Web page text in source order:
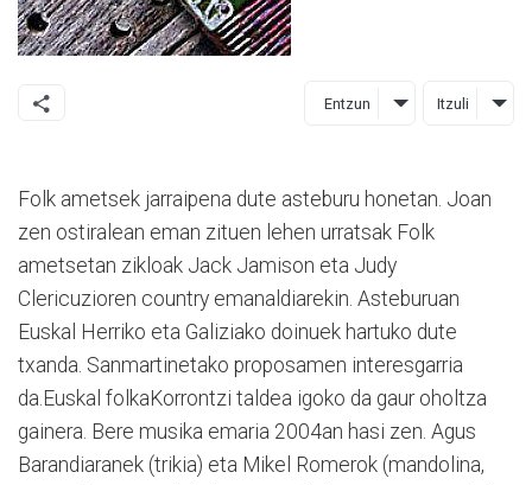
Entzun Itzuli
Folk ametsek jarraipena dute asteburu honetan. Joan
zen ostiralean eman zituen lehen urratsak Folk
ametsetan zikloak Jack Jamison eta Judy
Clericuzioren country emanaldiarekin. Asteburuan
Euskal Herriko eta Galiziako doinuek hartuko dute
txanda. Sanmartinetako proposamen interesgarria
da.Euskal folkaKorrontzi taldea igoko da gaur oholtza
gainera. Bere musika emaria 2004an hasi zen. Agus
Barandiaranek (trikia) eta Mikel Romerok (mandolina,